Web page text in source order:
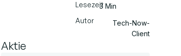
Lesezeit
Autor
3 Min
Tech-Now-
Client
Aktie